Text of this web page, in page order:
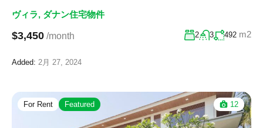
ヴィラ, ダナン住宅物件
$3,450 /month 2 3 492 m2
Added: 2月 27, 2024
For Rent Featured 12